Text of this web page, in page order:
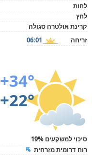
לחות
לחץ
קרינת אולטרה סגולה
זריחה
06:01
+34°
+22°
סיכוי למשקעים 19%
רוח דרומית מזרחית